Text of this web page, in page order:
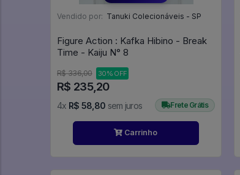
Vendido por: Tanuki Colecionáveis - SP
Figure Action : Kafka Hibino - Break
Time - Kaiju N° 8
R$ 336,00 30% OFF
R$ 235,20
4x R$ 58,80 sem juros Frete Grátis
Carrinho